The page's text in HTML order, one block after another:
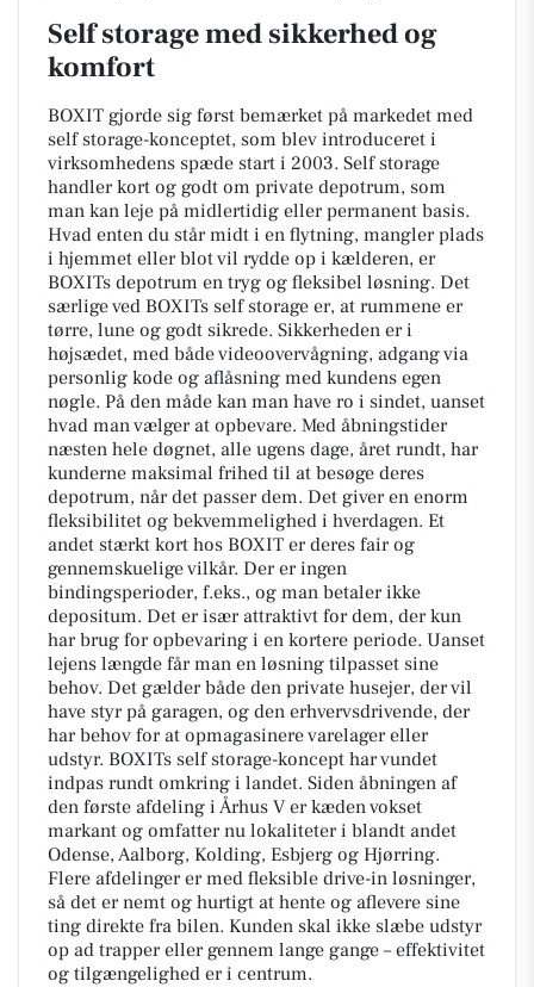
Self storage med sikkerhed og
komfort
BOXIT gjorde sig først bemærket på markedet med
self storage-konceptet, som blev introduceret i
virksomhedens spæde start i 2003. Self storage
handler kort og godt om private depotrum, som
man kan leje på midlertidig eller permanent basis.
Hvad enten du står midt i en flytning, mangler plads
i hjemmet eller blot vil rydde op i kælderen, er
BOXITs depotrum en tryg og fleksibel løsning. Det
særlige ved BOXITs self storage er, at rummene er
tørre, lune og godt sikrede. Sikkerheden er i
højsædet, med både videoovervågning, adgang via
personlig kode og aflåsning med kundens egen
nøgle. På den måde kan man have ro i sindet, uanset
hvad man vælger at opbevare. Med åbningstider
næsten hele døgnet, alle ugens dage, året rundt, har
kunderne maksimal frihed til at besøge deres
depotrum, når det passer dem. Det giver en enorm
fleksibilitet og bekvemmelighed i hverdagen. Et
andet stærkt kort hos BOXIT er deres fair og
gennemskuelige vilkår. Der er ingen
bindingsperioder, f.eks., og man betaler ikke
depositum. Det er især attraktivt for dem, der kun
har brug for opbevaring i en kortere periode. Uanset
lejens længde får man en løsning tilpasset sine
behov. Det gælder både den private husejer, der vil
have styr på garagen, og den erhvervsdrivende, der
har behov for at opmagasinere varelager eller
udstyr. BOXITs self storage-koncept har vundet
indpas rundt omkring i landet. Siden åbningen af
den første afdeling i Århus V er kæden vokset
markant og omfatter nu lokaliteter i blandt andet
Odense, Aalborg, Kolding, Esbjerg og Hjørring.
Flere afdelinger er med fleksible drive-in løsninger,
så det er nemt og hurtigt at hente og aflevere sine
ting direkte fra bilen. Kunden skal ikke slæbe udstyr
op ad trapper eller gennem lange gange – effektivitet
og tilgængelighed er i centrum.